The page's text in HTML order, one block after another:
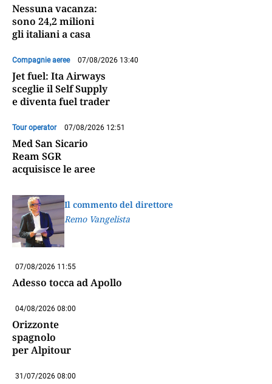
Nessuna vacanza:
sono 24,2 milioni
gli italiani a casa
Compagnie aeree 07/08/2026 13:40
Jet fuel: Ita Airways
sceglie il Self Supply
e diventa fuel trader
Tour operator 07/08/2026 12:51
Med San Sicario
Ream SGR
acquisisce le aree
Il commento del direttore
Remo Vangelista
07/08/2026 11:55
Adesso tocca ad Apollo
04/08/2026 08:00
Orizzonte
spagnolo
per Alpitour
31/07/2026 08:00